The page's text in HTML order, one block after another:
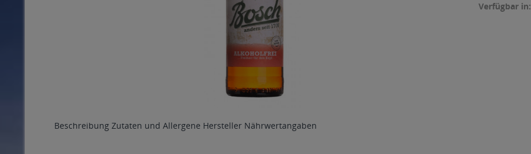
Verfügbar in:
Beschreibung Zutaten und Allergene Hersteller Nährwertangaben